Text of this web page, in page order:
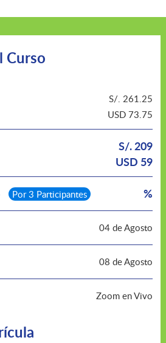
Curso
S/. 261.25
USD 73.75
S/. 209
USD 59
Por 3 Participantes %
04 de Agosto
08 de Agosto
Zoom en Vivo